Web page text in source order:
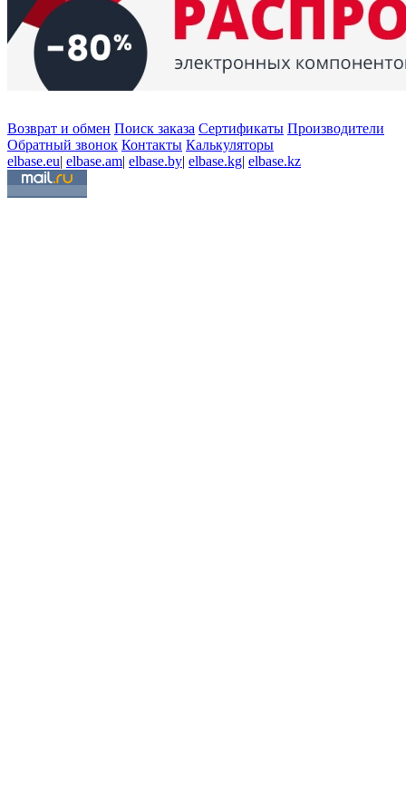
Возврат и обмен Поиск заказа Сертификаты Производители
Обратный звонок Контакты Калькуляторы
elbase.eu| elbase.am| elbase.by| elbase.kg| elbase.kz